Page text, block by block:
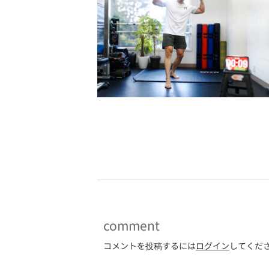
comment
コメントを投稿するにはログイン してくだ